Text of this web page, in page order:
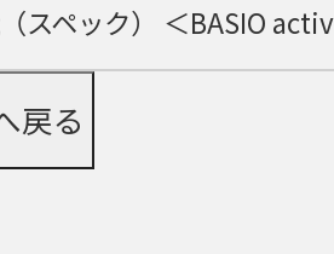
スペック） ＜BASIO
戻る